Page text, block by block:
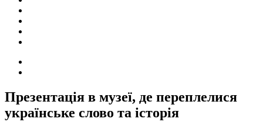
Презентація в музеї, де переплелися
українське слово та історія